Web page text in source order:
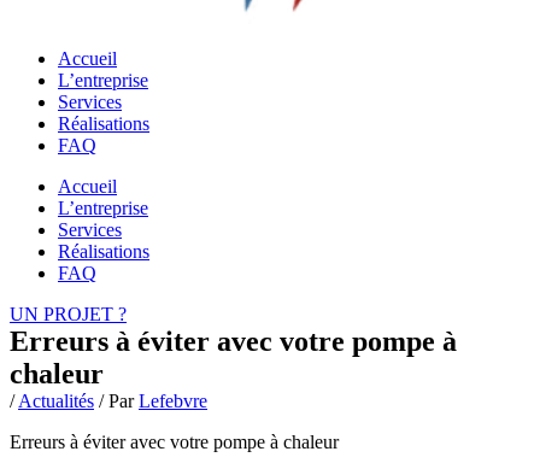
Accueil
L’entreprise
Services
Réalisations
FAQ
Accueil
L’entreprise
Services
Réalisations
FAQ
UN PROJET ?
Erreurs à éviter avec votre pompe à
chaleur
/Actualités / ParLefebvre
Erreurs à éviter avec votre pompe à chaleur